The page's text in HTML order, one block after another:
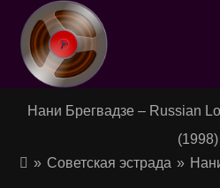
Перейти
содержимому
Нани Брегвадзе – Russian
(1998)
» Советская эстрада »